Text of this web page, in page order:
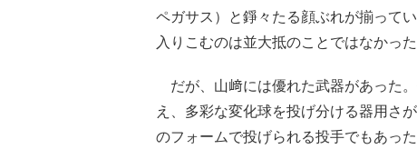
ペガサス）と錚々たる顔ぶれが揃って
入りこむのは並大抵のことではなかった
だが、山﨑には優れた武器があった
え、多彩な変化球を投げ分ける器用さ
のフォームで投げられる投手でもあっ